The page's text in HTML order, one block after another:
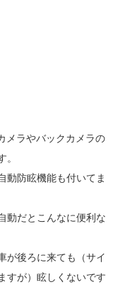
メラやバックカメラの
動防眩機能も付いてま
動だとこんなに便利な
が後ろに来ても（サイ
すが）眩しくないです